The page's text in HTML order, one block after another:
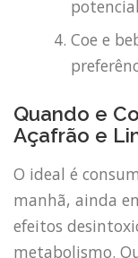
Coe e
Quando e
Açafrão e
O ideal é
manhã, ainda
efeitos
metabolismo.